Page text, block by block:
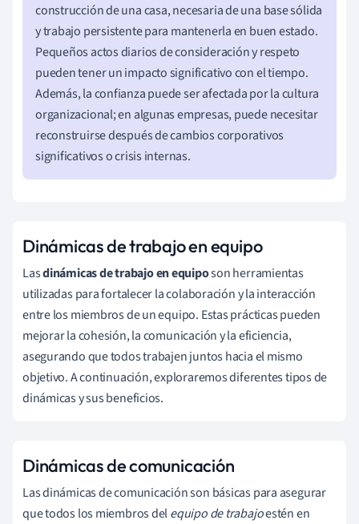
construcción de una casa, necesaria de una base sólida
y trabajo persistente para mantenerla en buen estado.
Pequeños actos diarios de consideración y respeto
pueden tener un impacto significativo con el tiempo.
Además, la confianza puede ser afectada por la cultura
organizacional; en algunas empresas, puede necesitar
reconstruirse después de cambios corporativos
significativos o crisis internas.
Dinámicas de trabajo en equipo
Lasdinámicas de trabajo en equiposon herramientas
utilizadas para fortalecer la colaboración y la interacción
entre los miembros de un equipo. Estas prácticas pueden
mejorar la cohesión, la comunicación y la eficiencia,
asegurando que todos trabajen juntos hacia el mismo
objetivo. A continuación, exploraremos diferentes tipos de
dinámicas y sus beneficios.
Dinámicas de comunicación
Las dinámicas de comunicación son básicas para asegurar
que todos los miembros delequipo de trabajoestén en